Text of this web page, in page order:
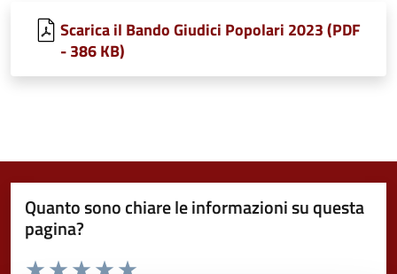
Scarica il Bando Giudici Popolari 2023 (PDF
- 386 KB)
Quanto sono chiare le informazioni su questa
pagina?
Valuta da 1 a 5 stelle la pagina